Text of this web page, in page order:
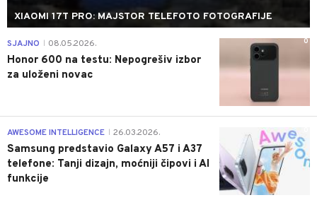
XIAOMI 17T PRO: MAJSTOR TELEFOTO FOTOGRAFIJE
0
SJAJNO 08.05.2026.
Honor 600 na testu: Nepogrešiv izbor
za uloženi novac
AWESOME INTELLIGENCE 26.03.2026.
Samsung predstavio Galaxy A57 i A37
telefone: Tanji dizajn, moćniji čipovi i AI
funkcije